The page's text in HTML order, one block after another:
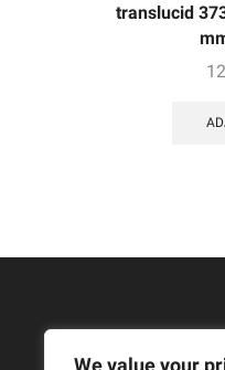
We value your
translucid